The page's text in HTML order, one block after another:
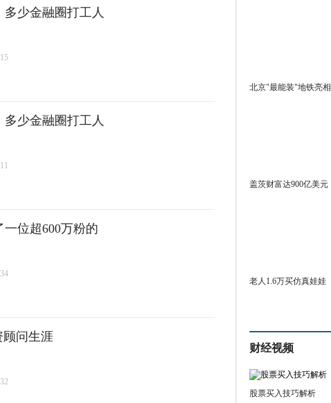
少金融圈打工人
少金融圈打工人
位超600万粉的
顾问生涯
北京"最能装"地铁亮相
盖茨财富达900亿美元
老人1.6万买仿真娃娃
财经视频
股票买入技巧解析